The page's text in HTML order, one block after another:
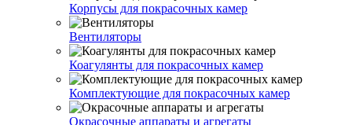
Корпусы для покрасочных камер
Вентиляторы
Коагулянты для покрасочных камер
Комплектующие для покрасочных камер
Окрасочные аппараты и агрегаты